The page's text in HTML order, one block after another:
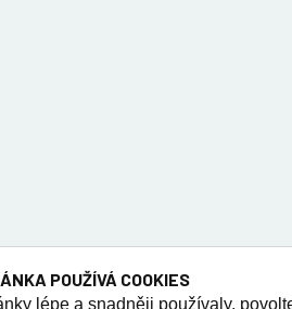
POUŽÍVÁ COOKIES
lépe a snadněji používaly,